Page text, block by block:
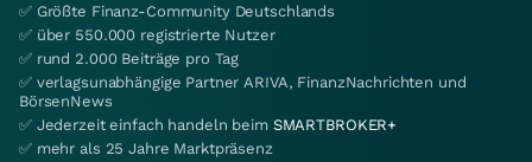
✅ Größte Finanz-Community Deutschlands
✅ über 550.000 registrierte Nutzer
✅ rund 2.000 Beiträge pro Tag
✅ verlagsunabhängige Partner ARIVA, FinanzNachrichten und
BörsenNews
✅ Jederzeit einfach handeln beim SMARTBROKER+
✅ mehr als 25 Jahre Marktpräsenz